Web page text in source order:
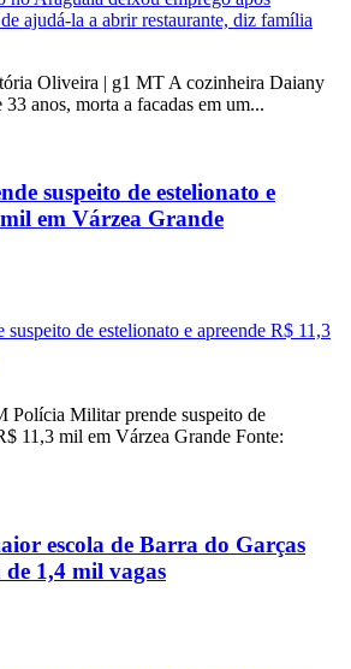
Oliveira | g1 MT A cozinheira Daiany
anos, morta a facadas em um...
suspeito de estelionato e
em Várzea Grande
Polícia Militar prende suspeito de
11,3 mil em Várzea Grande Fonte:
escola de Barra do Garças
1,4 mil vagas